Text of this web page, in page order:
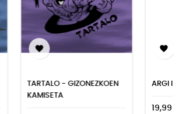
AURRESKU -
GIZONEZKOEN...